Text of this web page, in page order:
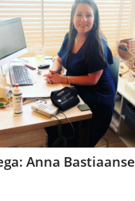
Anna Bastiaanse